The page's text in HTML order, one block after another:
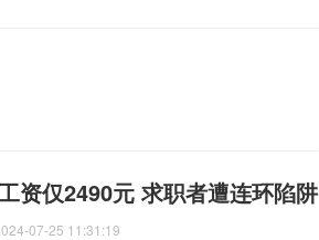
资仅2490元 求职者遭连环陷阱
07-25 11:31:19